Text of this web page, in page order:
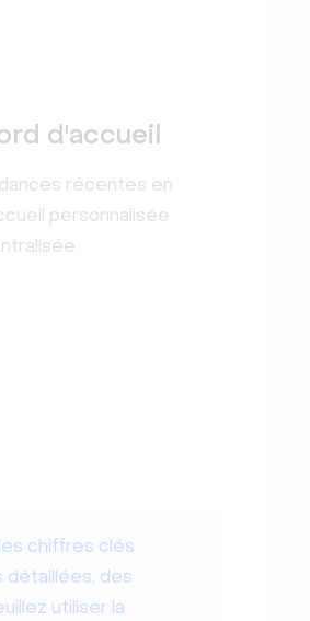
d'accueil
récentes en
personnalisée
chiffres clés
détaillées, des
utiliser la